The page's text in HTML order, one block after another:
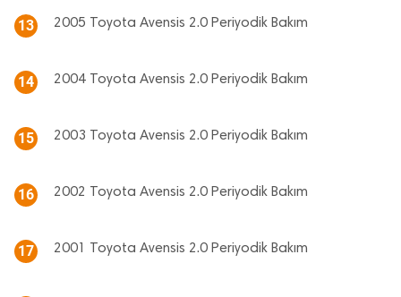
13 2005 Toyota Avensis 2.0 Periyodik Bakım
14 2004 Toyota Avensis 2.0 Periyodik Bakım
15 2003 Toyota Avensis 2.0 Periyodik Bakım
16 2002 Toyota Avensis 2.0 Periyodik Bakım
17 2001 Toyota Avensis 2.0 Periyodik Bakım